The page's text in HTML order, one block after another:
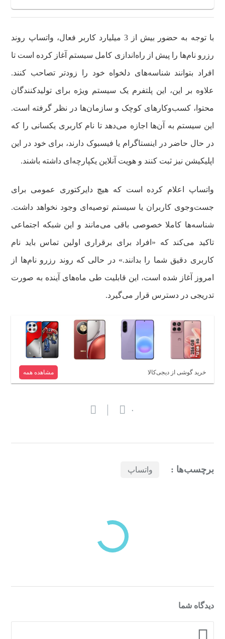
با توجه به حضور بیش از 3 میلیارد کاربر فعال، واتساپ روند
رزرو نام‌ها را پیش از راه‌اندازی کامل سیستم آغاز کرده است تا
افراد بتوانند شناسه‌های دلخواه خود را زودتر تصاحب کنند.
علاوه بر این، این پلتفرم یک سیستم ویژه برای تولیدکنندگان
محتوا، کسب‌وکارهای کوچک و سازمان‌ها در نظر گرفته است.
این سیستم به آن‌ها اجازه می‌دهد تا نام کاربری یکسانی را که
در حال حاضر در اینستاگرام یا فیسبوک دارند، برای خود در این
اپلیکیشن نیز ثبت کنند و هویت آنلاین یکپارچه‌ای داشته باشند.
واتساپ اعلام کرده است که هیچ دایرکتوری عمومی برای
جست‌وجوی کاربران یا سیستم توصیه‌ای وجود نخواهد داشت.
شناسه‌ها کاملا خصوصی باقی می‌مانند و این شبکه اجتماعی
تاکید می‌کند که «افراد برای برقراری اولین تماس باید نام
کاربری دقیق شما را بدانند.» در حالی که روند رزرو نام‌ها از
امروز آغاز شده است، این قابلیت طی ماه‌های آینده به صورت
تدریجی در دسترس قرار می‌گیرد.
خرید گوشی از دیجی‌کالا مشاهده همه
۰
برچسب‌ها : واتساپ
دسته‌بندی‌های منتخب برای شما
دیدگاه شما